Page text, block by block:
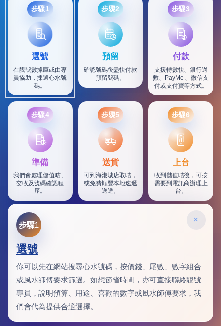
步驟1
選號
在靚號數據庫或由專
員協助，揀選心水號
碼。
步驟2
預留
確認號碼後盡快付款
預留號碼。
步驟3
付款
支援轉數快、銀行過
數、PayMe 、微信支
付或支付寶等方式。
步驟4
準備
我們會處理儲值咭、
交收及號碼確認程
序。
步驟5
SF
送貨
可到海港城店取咭，
或免費順豐本地速遞
送達。
步驟6
上台
收到儲值咭後，可按
需要到電訊商辦理上
台。
×
步驟1
選號
你可以先在網站搜尋心水號碼，按價錢、尾數、數字組合
或風水師傅要求篩選。如想節省時間，亦可直接聯絡靚號
專員，說明預算、用途、喜歡的數字或風水師傅要求，我
們會代為提供合適選擇。